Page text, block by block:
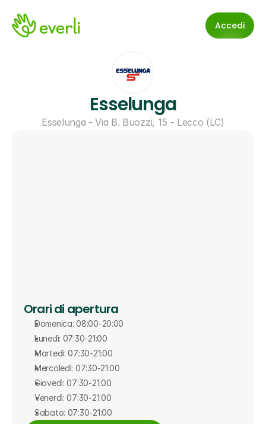
Accedi
Esselunga
Esselunga - Via B. Buozzi, 15 - Lecco (LC)
Orari di apertura
Domenica: 08:00-20:00
Lunedì: 07:30-21:00
Martedì: 07:30-21:00
Mercoledì: 07:30-21:00
Giovedì: 07:30-21:00
Venerdì: 07:30-21:00
Sabato: 07:30-21:00